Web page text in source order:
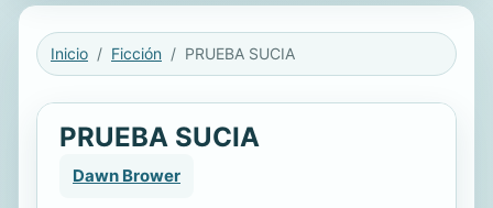
Inicio Ficción PRUEBA SUCIA
PRUEBA SUCIA
Dawn Brower